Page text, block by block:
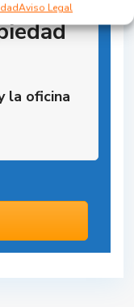
Aviso Legal
la oficina